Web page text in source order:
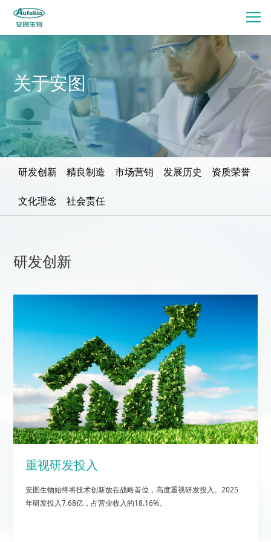
关于安图
研发创新 精良制造 市场营销 发展历史 资质荣誉
文化理念 社会责任
研发创新
重视研发投入
安图生物始终将技术创新放在战略首位，高度重视研发投入。2025
年研发投入7.68亿，占营业收入的18.16%。